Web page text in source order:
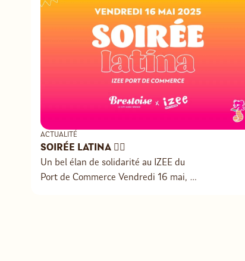
ACTUALITÉ
SOIRÉE LATINA ❤️‍🔥
Un bel élan de solidarité au IZEE du
Port de Commerce Vendredi 16 mai, le